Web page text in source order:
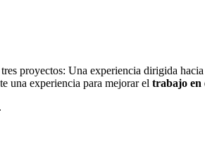
proyectos: Una experiencia dirigida hacia
una experiencia para mejorar el trabajo en